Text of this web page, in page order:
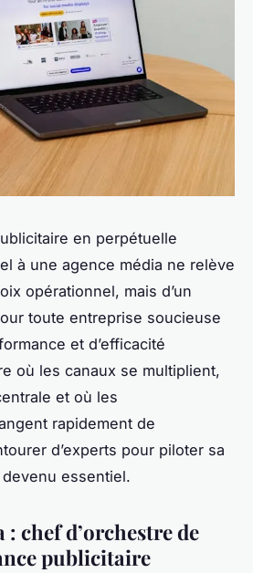
en perpétuelle
à une agence média ne relève
opérationnel, mais d’un
toute entreprise soucieuse
et d’efficacité
où les canaux se multiplient,
et où les
rapidement de
d’experts pour piloter sa
essentiel.
: chef d’orchestre de
publicitaire